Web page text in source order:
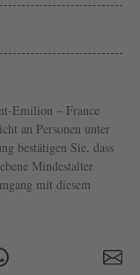
Emilion – France
an Personen unter
bestätigen Sie, dass
Mindestalter
mit diesem